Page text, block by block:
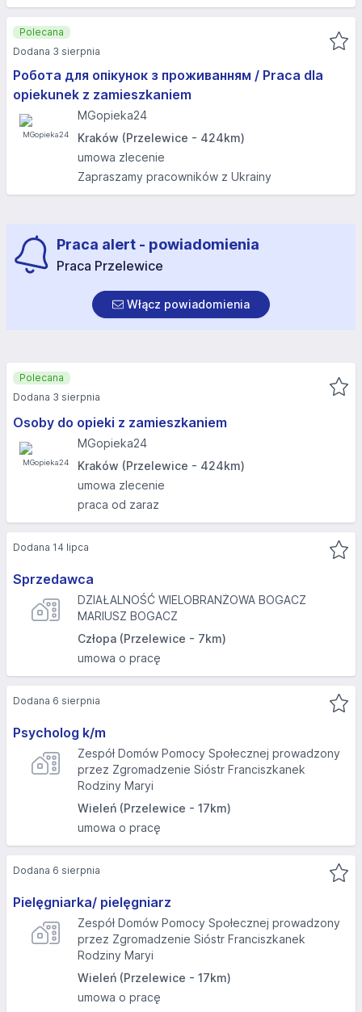
Робота для опікунок з проживанням / Praca dla
opiekunek z zamieszkaniem
MGopieka24
Kraków (Przelewice - 424km)
umowa zlecenie
Zapraszamy pracowników z Ukrainy
Polecana
Dodana 3 sierpnia
Praca alert - powiadomienia
Praca Przelewice
Włącz powiadomienia
Osoby do opieki z zamieszkaniem
MGopieka24
Kraków (Przelewice - 424km)
umowa zlecenie
praca od zaraz
Polecana
Dodana 3 sierpnia
Sprzedawca
DZIAŁALNOŚĆ WIELOBRANŻOWA BOGACZ
MARIUSZ BOGACZ
Człopa (Przelewice - 7km)
umowa o pracę
Dodana 14 lipca
Psycholog k/m
Zespół Domów Pomocy Społecznej prowadzony
przez Zgromadzenie Sióstr Franciszkanek
Rodziny Maryi
Wieleń (Przelewice - 17km)
umowa o pracę
Dodana 6 sierpnia
Pielęgniarka/ pielęgniarz
Zespół Domów Pomocy Społecznej prowadzony
przez Zgromadzenie Sióstr Franciszkanek
Rodziny Maryi
Wieleń (Przelewice - 17km)
umowa o pracę
Dodana 6 sierpnia